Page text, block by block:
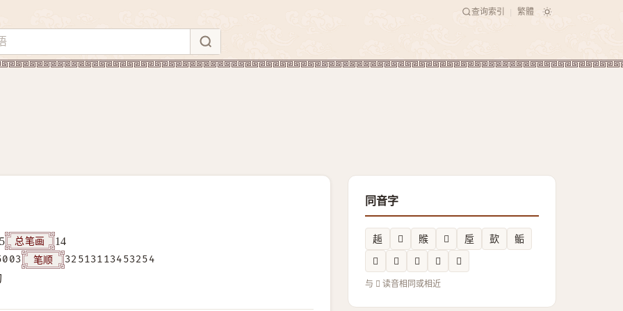
查询索引 繁體
5 总笔画
14
笔顺
32513113453254
同音字
䞧 𠷋 䞀 𠊱 垕 㰻
鲘
𥱌
𪲏 𠩒 𫝗 𫝴
与 𥀃 读音相同或相近